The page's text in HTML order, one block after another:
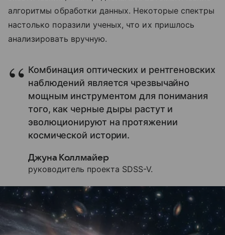
алгоритмы обработки данных. Некоторые спектры
настолько поразили ученых, что их пришлось
анализировать вручную.
Комбинация оптических и рентгеновских
наблюдений является чрезвычайно
мощным инструментом для понимания
того, как черные дыры растут и
эволюционируют на протяжении
космической истории.
Джуна Коллмайер
руководитель проекта SDSS-V.